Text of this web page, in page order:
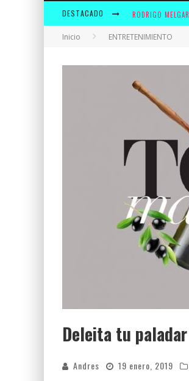
DESTACADO
KRUSTY Y
LUZ MARÍA Y EL
Inicio ENTRETENIMIENTO
Deleita tu
Andres 19 enero, 2019